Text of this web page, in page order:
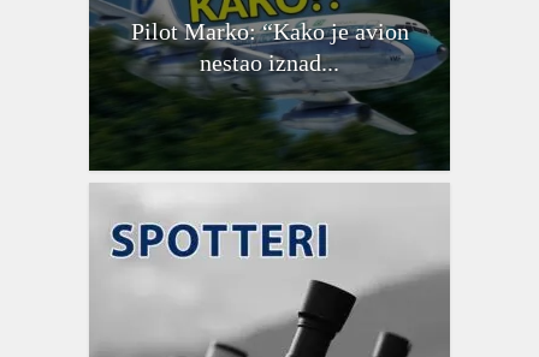
Pilot Marko: “Kako je avion
nestao iznad...